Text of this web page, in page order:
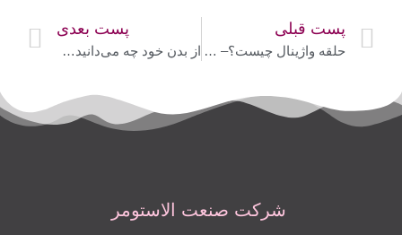
پست قبلی
حلقه واژینال چیست؟– قراردادن 2 مرحله‌ای حلقه ضدبارداری + عملکرد حلقه واژینال
پست بعدی
از بدن خود چه می‌دانید؟ این داستان: هورمون‌ها! – 1) هورمون استروژن
شرکت صنعت الاستومر